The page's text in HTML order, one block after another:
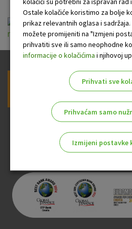
Prijava na newsletter OTP
Ostale kolačiće koristimo za bolje
prikaz relevantnih oglasa i
možete promijeniti na "Izmjeni
prihvatiti sve ili samo neophodne
informacije o kolačićima i njihovoj
Prihvati sve
Prihvaćam samo
Izmijeni postavke